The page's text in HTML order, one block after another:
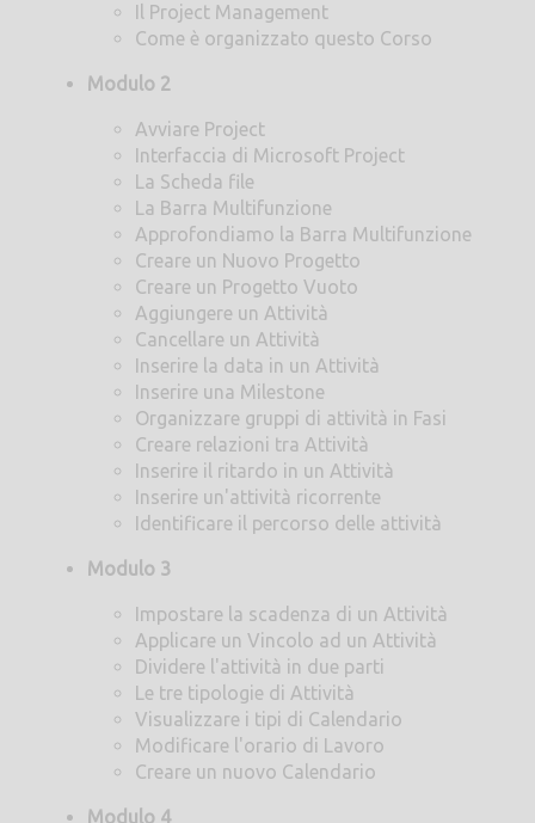
Il Project Management
Come è organizzato questo Corso
Modulo 2
Avviare Project
Interfaccia di Microsoft Project
La Scheda file
La Barra Multifunzione
Approfondiamo la Barra Multifunzione
Creare un Nuovo Progetto
Creare un Progetto Vuoto
Aggiungere un Attività
Cancellare un Attività
Inserire la data in un Attività
Inserire una Milestone
Organizzare gruppi di attività in Fasi
Creare relazioni tra Attività
Inserire il ritardo in un Attività
Inserire un'attività ricorrente
Identificare il percorso delle attività
Modulo 3
Impostare la scadenza di un Attività
Applicare un Vincolo ad un Attività
Dividere l'attività in due parti
Le tre tipologie di Attività
Visualizzare i tipi di Calendario
Modificare l'orario di Lavoro
Creare un nuovo Calendario
Modulo 4